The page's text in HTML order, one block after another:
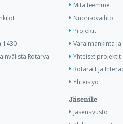
1430
Rotarya
Mitä teemme
Nuorisovaihto
Projektit
Varainhankinta
Yhteiset projektit
Rotaract ja
Yhteistyö
Jäsenille
Jäsensivusto